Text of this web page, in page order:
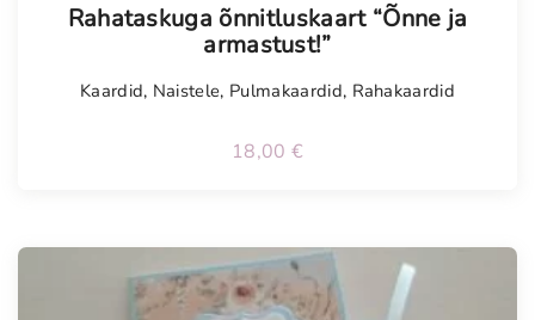
Rahataskuga õnnitluskaart “Õnne ja
armastust!”
Kaardid, Naistele, Pulmakaardid, Rahakaardid
18,00 €